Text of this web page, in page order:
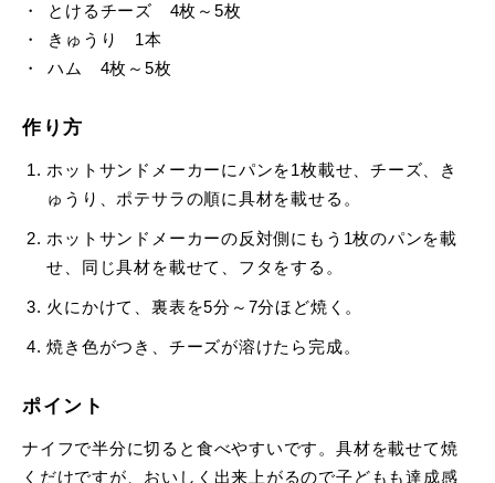
とけるチーズ 4枚～5枚
きゅうり 1本
ハム 4枚～5枚
作り方
ホットサンドメーカーにパンを1枚載せ、チーズ、き
ゅうり、ポテサラの順に具材を載せる。
ホットサンドメーカーの反対側にもう1枚のパンを載
せ、同じ具材を載せて、フタをする。
火にかけて、裏表を5分～7分ほど焼く。
焼き色がつき、チーズが溶けたら完成。
ポイント
ナイフで半分に切ると食べやすいです。具材を載せて焼
くだけですが、おいしく出来上がるので子どもも達成感